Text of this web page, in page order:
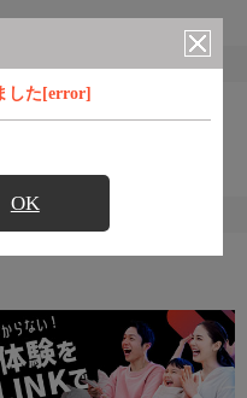
した[error]
OK